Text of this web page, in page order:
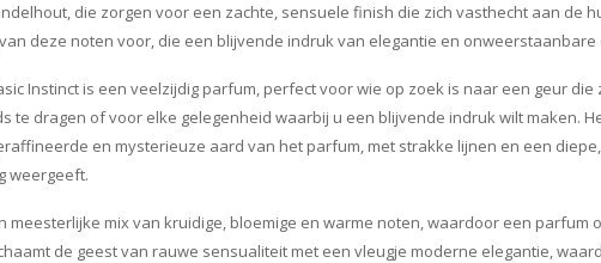
die zorgen voor een zachte, sensuele finish die zich vasthecht aan de
deze noten voor, die een blijvende indruk van elegantie en onweerstaanbare
Instinct is een veelzijdig parfum, perfect voor wie op zoek is naar een geur
te dragen of voor elke gelegenheid waarbij u een blijvende indruk wilt maken.
en mysterieuze aard van het parfum, met strakke lijnen en een
weergeeft.
meesterlijke mix van kruidige, bloemige en warme noten, waardoor een parfum
de geest van rauwe sensualiteit met een vleugje moderne elegantie,